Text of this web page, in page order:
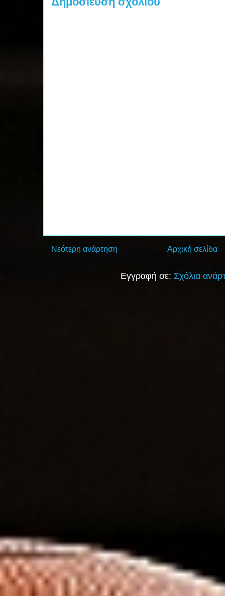
Νεότερη ανάρτηση Αρχική σελίδα
Εγγραφή σε: Σχόλια